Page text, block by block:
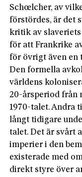
Schœlcher, av
förstördes, är det
kritik av
för att Frankrike
för övrigt även en
Den formella
världens
20-årsperiod från
1970-talet. Andra
långt tidigare
talet. Det är svårt
imperier i den
existerade med
direkt styre över